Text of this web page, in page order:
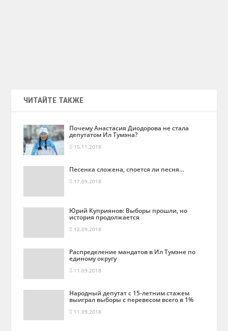
ЧИТАЙТЕ ТАКЖЕ
Почему Анастасия Диодорова не стала
депутатом Ил Тумэна?
15.11.2018
Песенка сложена, споется ли песня…
17.09.2018
Юрий Куприянов: Выборы прошли, но
история продолжается
12.09.2018
Распределение мандатов в Ил Тумэне по
единому округу
11.09.2018
Народный депутат с 15-летним стажем
выиграл выборы с перевесом всего в 1%
11.09.2018